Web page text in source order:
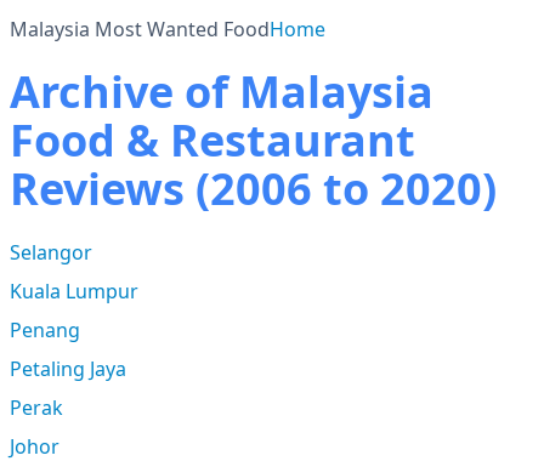
Malaysia Most Wanted FoodHome
Archive of Malaysia
Food & Restaurant
Reviews (2006 to 2020)
Selangor
Kuala Lumpur
Penang
Petaling Jaya
Perak
Johor